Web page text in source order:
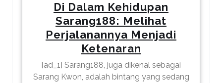
Di Dalam Kehidupan
Sarang188: Melihat
Perjalanannya Menjadi
Ketenaran
[ad_1] Sarang188, juga dikenal sebagai
Sarang Kwon, adalah bintang yang sedang